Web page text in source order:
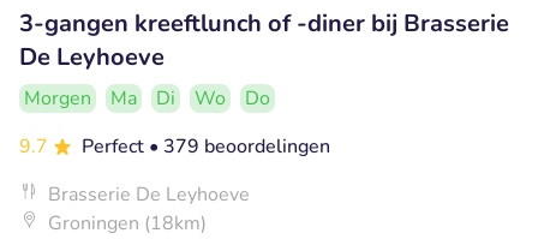
3-gangen kreeftlunch of -diner bij Brasserie
De Leyhoeve
Morgen Ma Di Wo
Do
9.7
Perfect • 379 beoordelingen
Brasserie De Leyhoeve
Groningen (18km)